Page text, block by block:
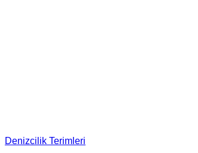
Denizcilik Terimleri